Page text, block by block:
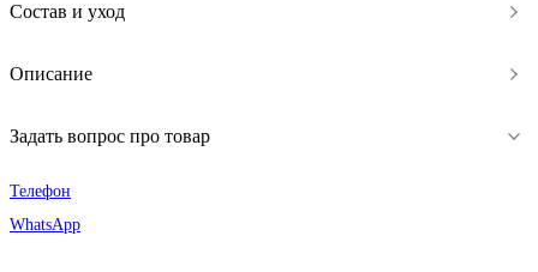
Состав и уход
Описание
Задать вопрос про товар
Телефон
WhatsApp